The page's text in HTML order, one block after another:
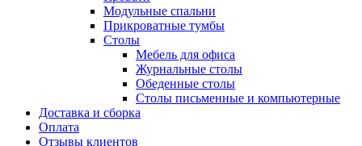
Модульные спальни
Прикроватные тумбы
Столы
Мебель для офиса
Журнальные столы
Обеденные столы
Столы письменные и компьютерные
Доставка и сборка
Оплата
Отзывы клиентов